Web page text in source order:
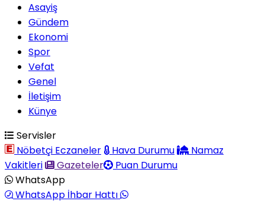
Asayiş
Gündem
Ekonomi
Spor
Vefat
Genel
İletişim
Künye
Servisler
Nöbetçi Eczaneler
Hava Durumu
Namaz
Vakitleri
Gazeteler
Puan Durumu
WhatsApp
WhatsApp İhbar Hattı